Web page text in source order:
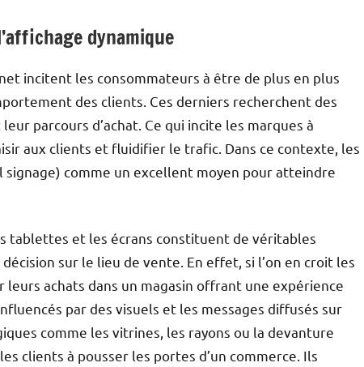
dynamique
incitent les consommateurs à être de plus en plus
des clients. Ces derniers recherchent des
parcours d’achat. Ce qui incite les marques à
aux clients et fluidifier le trafic. Dans ce contexte, les
comme un excellent moyen pour atteindre
tablettes et les écrans constituent de véritables
sur le lieu de vente. En effet, si l’on en croit les
achats dans un magasin offrant une expérience
par des visuels et les messages diffusés sur
comme les vitrines, les rayons ou la devanture
clients à pousser les portes d’un commerce. Ils